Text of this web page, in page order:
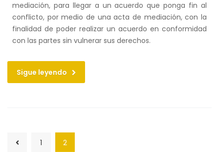
mediación, para llegar a un acuerdo que ponga fin al
conflicto, por medio de una acta de mediación, con la
finalidad de poder realizar un acuerdo en conformidad
con las partes sin vulnerar sus derechos.
Sigue leyendo
1 2